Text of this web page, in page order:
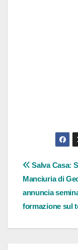
articoli
Salva Casa:
Manciuria di
annuncia
formazione sul